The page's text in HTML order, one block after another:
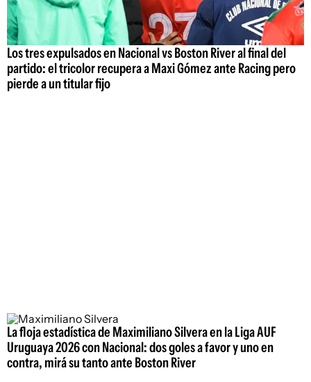
Los tres expulsados en Nacional vs Boston River al final del
partido: el tricolor recupera a Maxi Gómez ante Racing pero
pierde a un titular fijo
La floja estadística de Maximiliano Silvera en la Liga AUF
Uruguaya 2026 con Nacional: dos goles a favor y uno en
contra, mirá su tanto ante Boston River